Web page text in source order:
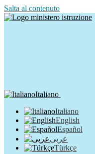
Salta al contenuto
Italiano
Italiano
English
Español
عربى
Türkçe